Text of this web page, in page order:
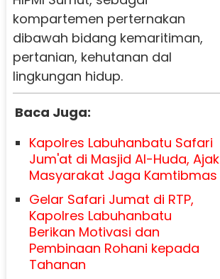
kompartemen perternakan
dibawah bidang kemaritiman,
pertanian, kehutanan dal
lingkungan hidup.
Baca Juga:
Kapolres Labuhanbatu Safari
Jum'at di Masjid Al-Huda, Ajak
Masyarakat Jaga Kamtibmas
Gelar Safari Jumat di RTP,
Kapolres Labuhanbatu
Berikan Motivasi dan
Pembinaan Rohani kepada
Tahanan